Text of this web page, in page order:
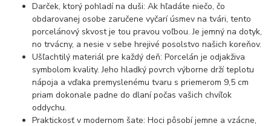
Darček, ktorý pohladí na duši: Ak hľadáte niečo, čo
obdarovanej osobe zaručene vyčarí úsmev na tvári, tento
porcelánový skvost je tou pravou voľbou. Je jemný na dotyk,
no trvácny, a nesie v sebe hrejivé posolstvo našich koreňov.
Ušľachtilý materiál pre každý deň: Porcelán je odjakživa
symbolom kvality. Jeho hladký povrch výborne drží teplotu
nápoja a vďaka premyslenému tvaru s priemerom 9,5 cm
priam dokonale padne do dlaní počas vašich chvíľok
oddychu.
Praktickosť v modernom šate: Hoci pôsobí jemne a vzácne,